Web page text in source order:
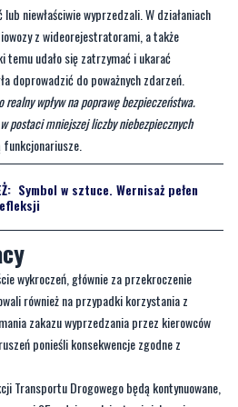
niewłaściwie wyprzedzali. W działaniach
z wideorejestratorami, a także
udało się zatrzymać i ukarać
doprowadzić do poważnych zdarzeń.
wpływ na poprawę bezpieczeństwa.
postaci mniejszej liczby niebezpiecznych
Symbol w sztuce. Wernisaż pełen
wykroczeń, głównie za przekroczenie
również na przypadki korzystania z
zakazu wyprzedzania przez kierowców
ponieśli konsekwencje zgodne z
Transportu Drogowego będą kontynuowane,